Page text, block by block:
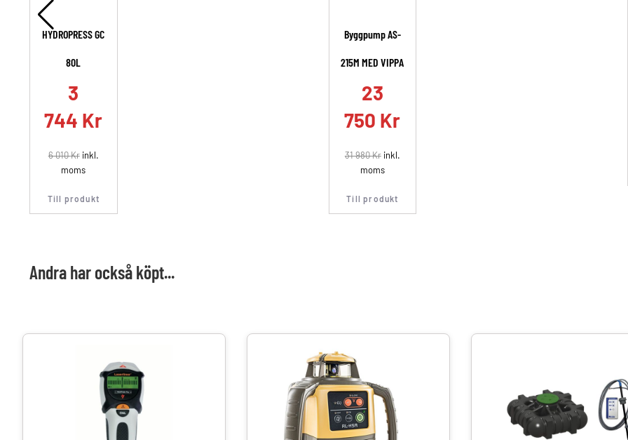
HYDROPRESS GC
80L
3
744 Kr
6 010Krinkl.
moms
Till produkt
Byggpump AS-
215M MED VIPPA
23
750 Kr
31 980Krinkl.
moms
Till produkt
Andra har också köpt...